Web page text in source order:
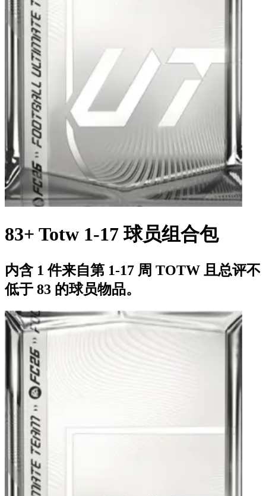
83+ Totw 1-17 球员组合包
内含 1 件来自第 1-17 周 TOTW 且总评不
低于 83 的球员物品。